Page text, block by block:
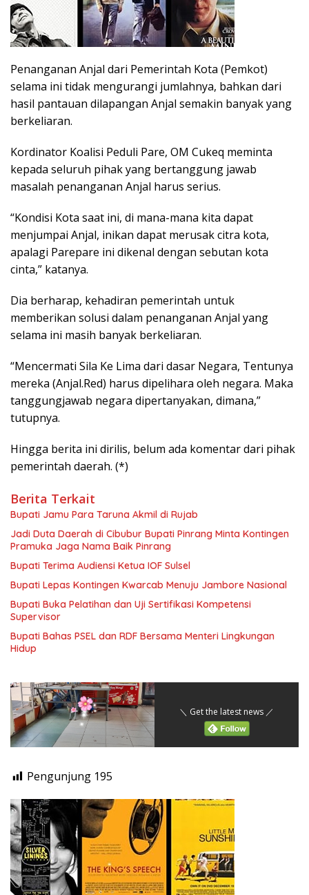
Penanganan Anjal dari Pemerintah Kota (Pemkot)
selama ini tidak mengurangi jumlahnya, bahkan dari
hasil pantauan dilapangan Anjal semakin banyak yang
berkeliaran.
Kordinator Koalisi Peduli Pare, OM Cukeq meminta
kepada seluruh pihak yang bertanggung jawab
masalah penanganan Anjal harus serius.
“Kondisi Kota saat ini, di mana-mana kita dapat
menjumpai Anjal, inikan dapat merusak citra kota,
apalagi Parepare ini dikenal dengan sebutan kota
cinta,” katanya.
Dia berharap, kehadiran pemerintah untuk
memberikan solusi dalam penanganan Anjal yang
selama ini masih banyak berkeliaran.
“Mencermati Sila Ke Lima dari dasar Negara, Tentunya
mereka (Anjal.Red) harus dipelihara oleh negara. Maka
tanggungjawab negara dipertanyakan, dimana,”
tutupnya.
Hingga berita ini dirilis, belum ada komentar dari pihak
pemerintah daerah. (*)
Berita Terkait
Bupati Jamu Para Taruna Akmil di Rujab
Jadi Duta Daerah di Cibubur Bupati Pinrang Minta Kontingen
Pramuka Jaga Nama Baik Pinrang
Bupati Terima Audiensi Ketua IOF Sulsel
Bupati Lepas Kontingen Kwarcab Menuju Jambore Nasional
Bupati Buka Pelatihan dan Uji Sertifikasi Kompetensi
Supervisor
Bupati Bahas PSEL dan RDF Bersama Menteri Lingkungan
Hidup
＼ Get the latest news ／
Pengunjung 195